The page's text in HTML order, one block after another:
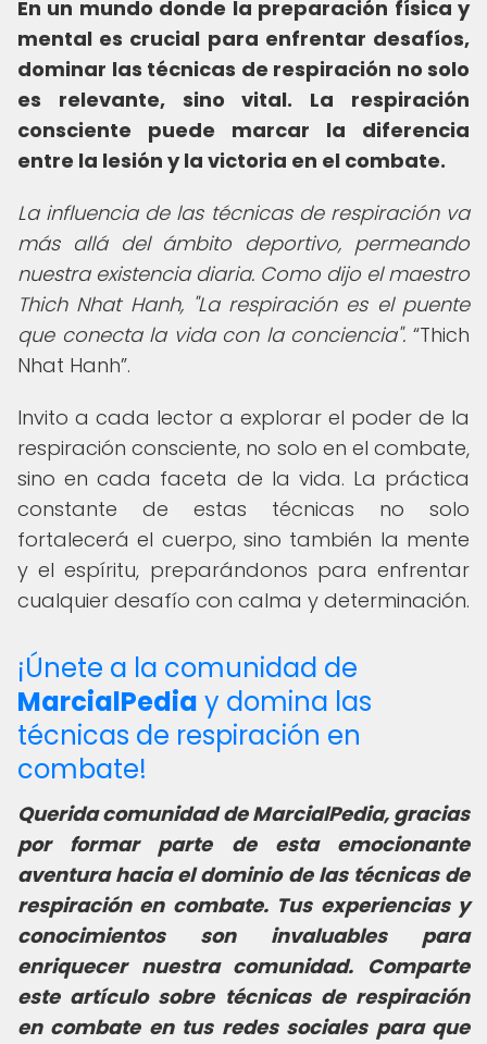
En un mundo donde la preparación física y
mental es crucial para enfrentar desafíos,
dominar las técnicas de respiración no solo
es relevante, sino vital. La respiración
consciente puede marcar la diferencia
entre la lesión y la victoria en el combate.
La influencia de las técnicas de respiración va
más allá del ámbito deportivo, permeando
nuestra existencia diaria. Como dijo el maestro
Thich Nhat Hanh, "La respiración es el puente
que conecta la vida con la conciencia". Thich
Nhat Hanh .
Invito a cada lector a explorar el poder de la
respiración consciente, no solo en el combate,
sino en cada faceta de la vida. La práctica
constante de estas técnicas no solo
fortalecerá el cuerpo, sino también la mente
y el espíritu, preparándonos para enfrentar
cualquier desafío con calma y determinación.
¡Únete a la comunidad de
MarcialPedia y domina las
técnicas de respiración en
combate!
Querida comunidad de MarcialPedia, gracias
por formar parte de esta emocionante
aventura hacia el dominio de las técnicas de
respiración en combate. Tus experiencias y
conocimientos son invaluables para
enriquecer nuestra comunidad. Comparte
este artículo sobre técnicas de respiración
en combate en tus redes sociales para que